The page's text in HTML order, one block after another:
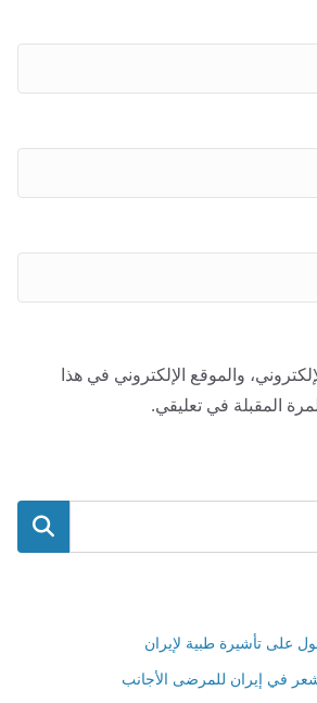
والموقع الإلكتروني في هذا
المقبلة في تعليقي.
البحث
على تأشيرة طبية لإيران
في إيران للمرضى الأجانب